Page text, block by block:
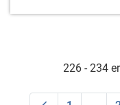
226 - 234